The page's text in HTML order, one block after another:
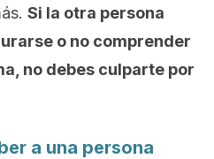
Si la otra persona
o no comprender
no debes culparte por
a una persona